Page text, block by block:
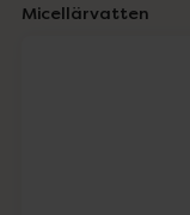
Micellärvatten